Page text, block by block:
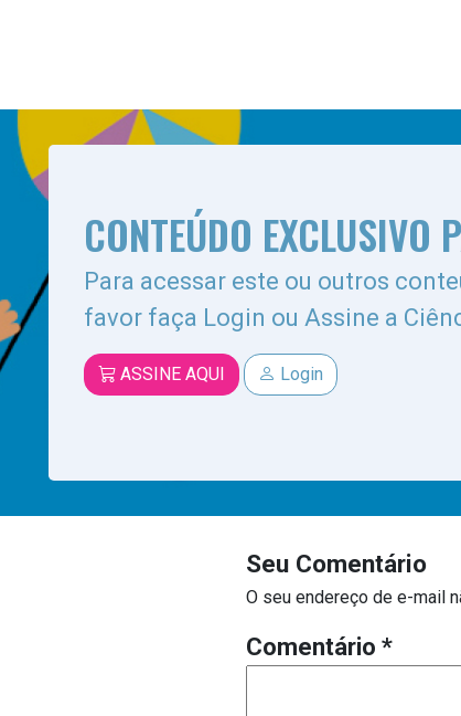
CONTEÚDO EXCLUSIVO
Para acessar este ou outros
favor faça Login ou Assine a
ASSINE AQUI Login
Seu Comentário
O seu endereço de e-mail
Comentário *